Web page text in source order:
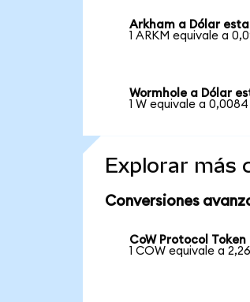
Arkham a Dólar
1 ARKM equivale a
Wormhole a Dólar
1 W equivale a 0,0084
Explorar más
Conversiones
CoW Protocol
1 COW equivale a